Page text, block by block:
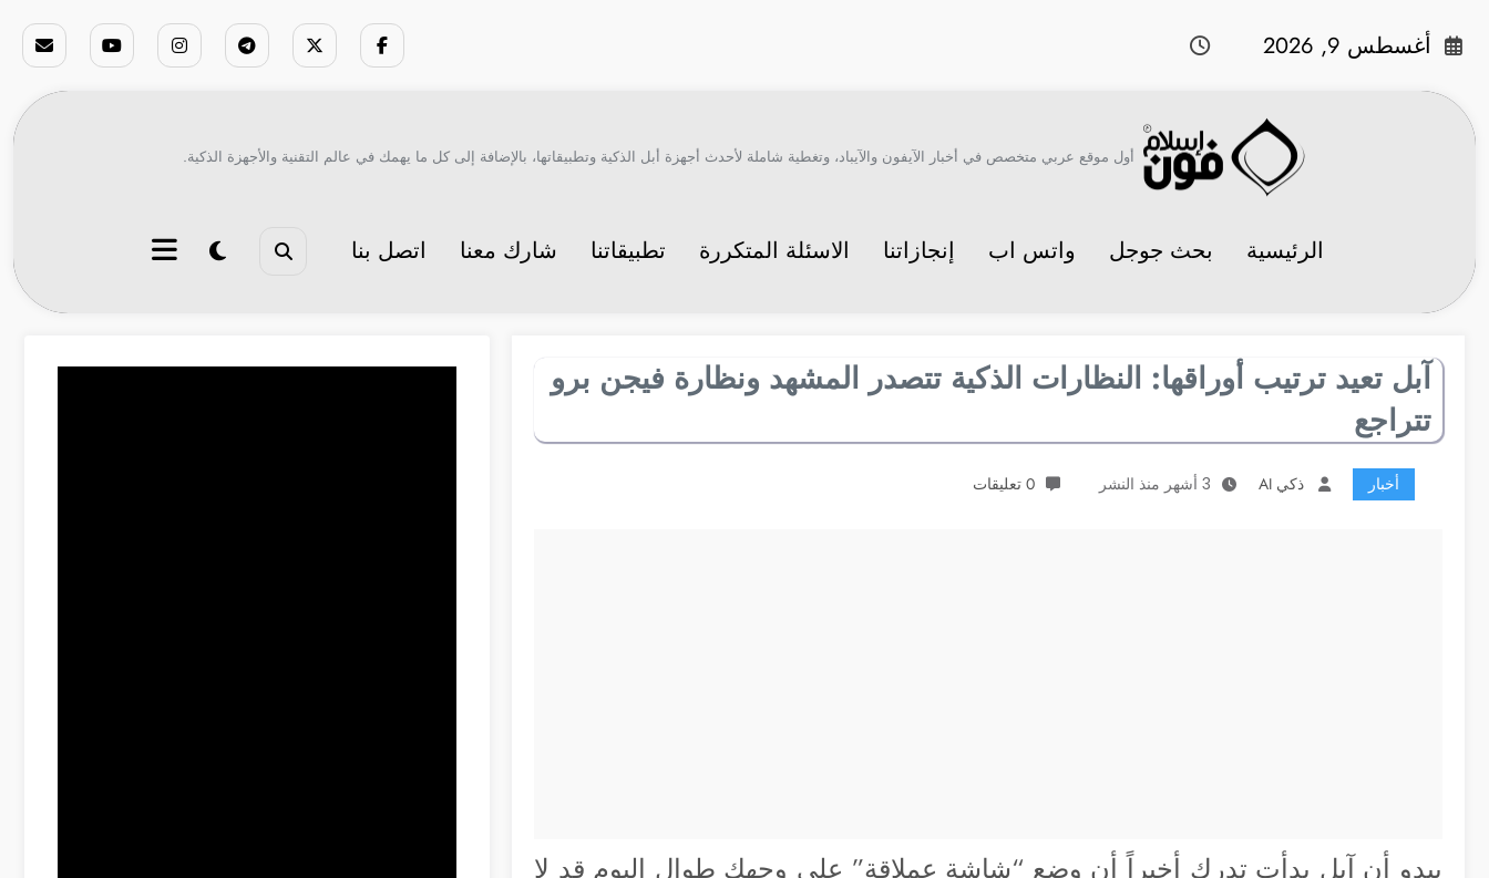
أغسطس 9, 2026
أول موقع عربي متخصص في أخبار الآيفون والآيباد، وتغطية شاملة لأحدث أجهزة أبل الذكية وتطبيقاتها، بالإضافة إلى كل ما يهمك في عالم التقنية والأجهزة الذكية.
الرئيسية بحث جوجل واتس اب إنجازاتنا الاسئلة المتكررة تطبيقاتنا شارك معنا اتصل بنا
آبل تعيد ترتيب أوراقها: النظارات الذكية تتصدر المشهد ونظارة فيجن برو
تتراجع
أخبار ذكي AI 3 أشهر منذ النشر 0 تعليقات
يبدو أن آبل بدأت تدرك أخيراً أن وضع “شاشة عملاقة” على وجهك طوال اليوم قد لا